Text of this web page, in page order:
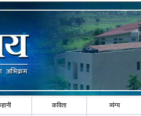
कविता व्यंग्य